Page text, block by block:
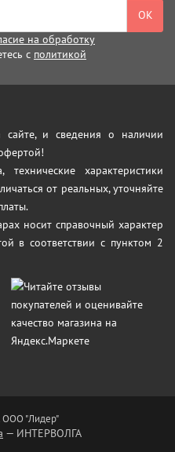
ОК
на обработку
с политикой
и сведения о наличии
характеристики
от реальных, уточняйте
носит справочный характер
в соответствии с пунктом 2
"Лидер"
— ИНТЕРВОЛГА